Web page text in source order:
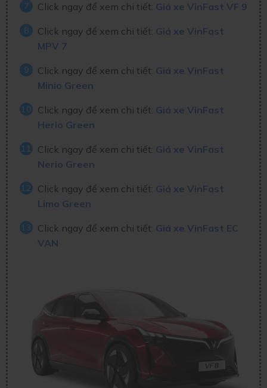
Click ngay để xem chi tiết: Giá xe VinFast VF 9
Click ngay để xem chi tiết: Giá xe VinFast
MPV 7
Click ngay để xem chi tiết: Giá xe VinFast
Minio Green
Click ngay để xem chi tiết: Giá xe VinFast
Herio Green
Click ngay để xem chi tiết: Giá xe VinFast
Nerio Green
Click ngay để xem chi tiết: Giá xe VinFast
Limo Green
Click ngay để xem chi tiết: Giá xe VinFast EC
VAN